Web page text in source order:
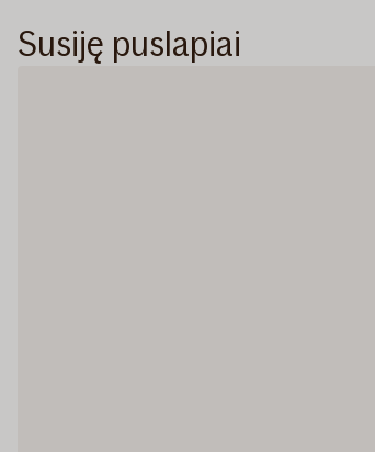
Susiję puslapiai